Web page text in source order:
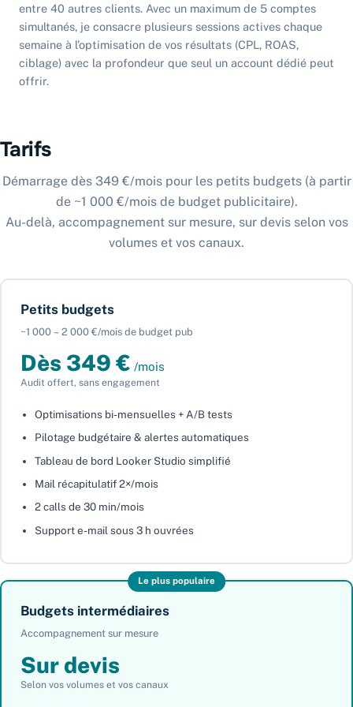
entre 40 autres clients. Avec un maximum de 5 comptes
simultanés, je consacre plusieurs sessions actives chaque
semaine à l’optimisation de vos résultats (CPL, ROAS,
ciblage) avec la profondeur que seul un account dédié peut
offrir.
Tarifs
Démarrage dès 349 €/mois pour les petits budgets (à partir
de ~1 000 €/mois de budget publicitaire).
Au-delà, accompagnement sur mesure, sur devis selon vos
volumes et vos canaux.
Petits budgets
~1 000 – 2 000 €/mois de budget pub
Dès 349 € /mois
Audit offert, sans engagement
Optimisations bi-mensuelles + A/B tests
Pilotage budgétaire & alertes automatiques
Tableau de bord Looker Studio simplifié
Mail récapitulatif 2×/mois
2 calls de 30 min/mois
Support e-mail sous 3 h ouvrées
Le plus populaire
Budgets intermédiaires
Accompagnement sur mesure
Sur devis
Selon vos volumes et vos canaux